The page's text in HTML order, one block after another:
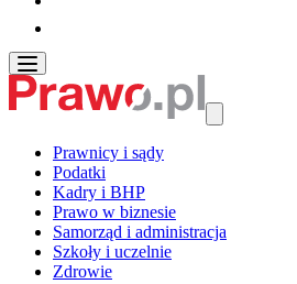
Prawnicy i sądy
Podatki
Kadry i BHP
Prawo w biznesie
Samorząd i administracja
Szkoły i uczelnie
Zdrowie